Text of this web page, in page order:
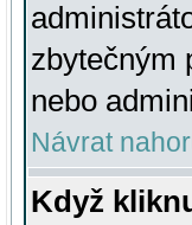
zbytečným
nebo
Návrat
Když